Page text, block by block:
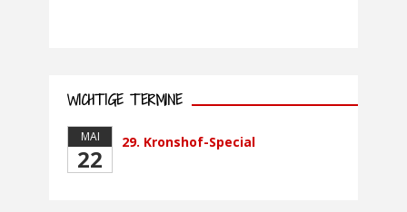
WICHTIGE TERMINE
MAI
22
29. Kronshof-Special